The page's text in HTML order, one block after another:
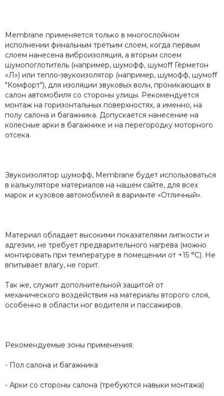
Membrane применяется только в многослойном
исполнении финальным третьим слоем, когда первым
слоем нанесена виброизоляция, а вторым слоем
шумопоглотитель (например, шумофф, шумoff Герметон
«Л») или тепло-звукоизолятор (например, шумофф, шумoff
"Комфорт"), для изоляции звуковых волн, проникающих в
салон автомобиля со стороны улицы. Рекомендуется
монтаж на горизонтальных поверхностях, а именно, на
полу салона и багажника. Допускается нанесение на
колесные арки в багажнике и на перегородку моторного
отсека.
Звукоизолятор шумофф, Membrane будет использоваться
в калькуляторе материалов на нашем сайте, для всех
марок и кузовов автомобилей в варианте «Отличный».
Материал обладает высокими показателями липкости и
адгезии, не требует предварительного нагрева (можно
монтировать при температуре в помещении от +15 °C). Не
впитывает влагу, не горит.
Так же, служит дополнительной защитой от
механического воздействия на материалы второго слоя,
особенно в области ног водителя и пассажиров.
Рекомендуемые зоны применения:
- Пол салона и багажника
- Арки со стороны салона (требуются навыки монтажа)